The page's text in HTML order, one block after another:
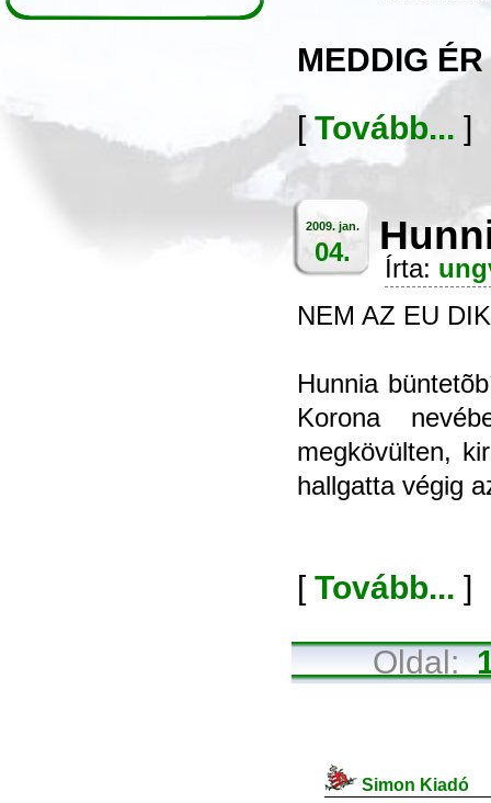
MEDDIG
[Tovább... ]
2009. jan.
04.
Írta:
NEM AZ EU
Hunnia
Korona
megkövülten,
hallgatta végig
[ Tovább... ]
Oldal:
Simon Kiadó